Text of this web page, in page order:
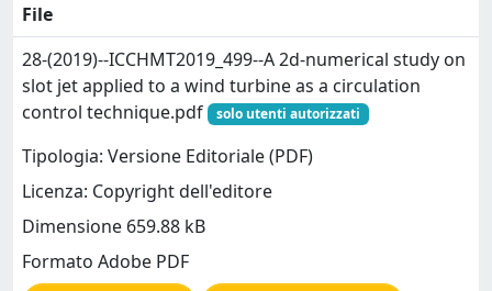
File
28-(2019)--ICCHMT2019_499--A 2d-numerical study on
slot jet applied to a wind turbine as a circulation
control technique.pdf
solo utenti autorizzati
Tipologia: Versione Editoriale (PDF)
Licenza: Copyright dell'editore
Dimensione 659.88 kB
Formato Adobe PDF